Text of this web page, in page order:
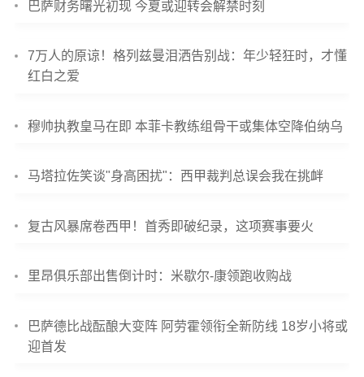
巴萨财务曙光初现 今夏或迎转会解禁时刻
7万人的原谅！格列兹曼泪洒告别战：年少轻狂时，才懂
红白之爱
穆帅执教皇马在即 本菲卡教练组骨干或集体空降伯纳乌
马塔拉佐笑谈"身高困扰"：西甲裁判总误会我在挑衅
复古风暴席卷西甲！首秀即破纪录，这项赛事要火
里昂俱乐部出售倒计时：米歇尔-康领跑收购战
巴萨德比战酝酿大变阵 阿劳霍领衔全新防线 18岁小将或
迎首发